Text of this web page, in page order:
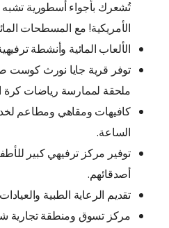
تُشعرك بأجواء أسطورية تشبه
الأمريكية! مع المسطحات
الألعاب المائية وأنشطة
توفر قرية جايا نورث كوست
ملحقة لممارسة رياضات كرة
كافيهات ومقاهي ومطاعم
الساعة.
توفير مركز ترفيهي كبير
أصدقائهم.
تقديم الرعاية الطبية والعيادات
مركز تسوق ومنطقة تجارية